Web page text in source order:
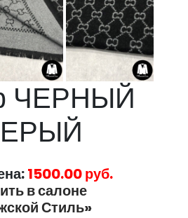
ЧЕРНЫЙ
1500.00 руб.
в салоне
Стиль»